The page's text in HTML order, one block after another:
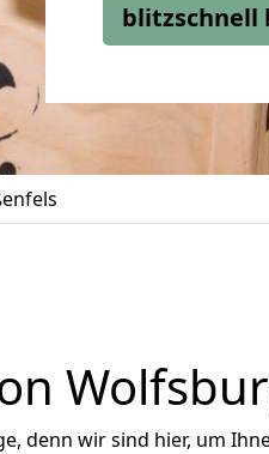
blitzschnell
denn wir sind hier, um